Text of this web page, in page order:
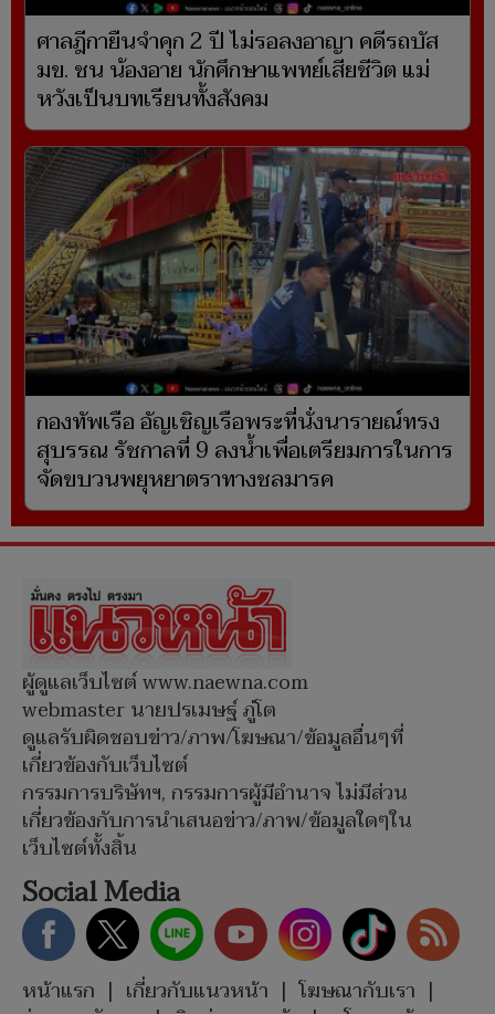
ศาลฎีกายืนจำคุก 2 ปี ไม่รอลงอาญา คดีรถบัส
มข. ชน น้องอาย นักศึกษาแพทย์เสียชีวิต แม่
หวังเป็นบทเรียนทั้งสังคม
กองทัพเรือ อัญเชิญเรือพระที่นั่งนารายณ์ทรง
สุบรรณ รัชกาลที่ 9 ลงน้ำเพื่อเตรียมการในการ
จัดขบวนพยุหยาตราทางชลมารค
ผู้ดูแลเว็บไซต์ www.naewna.com
webmaster นายปรเมษฐ์ ภู่โต
ดูแลรับผิดชอบข่าว/ภาพ/โฆษณา/ข้อมูลอื่นๆที่
เกี่ยวข้องกับเว็บไซต์
กรรมการบริษัทฯ, กรรมการผู้มีอำนาจ ไม่มีส่วน
เกี่ยวข้องกับการนำเสนอข่าว/ภาพ/ข้อมูลใดๆใน
เว็บไซต์ทั้งสิ้น
Social Media
หน้าแรก | เกี่ยวกับแนวหน้า | โฆษณากับเรา |